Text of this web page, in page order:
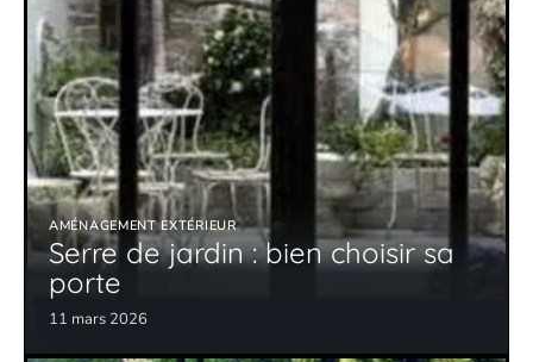
AMÉNAGEMENT EXTÉRIEUR
Serre de jardin : bien choisir sa
porte
11 mars 2026